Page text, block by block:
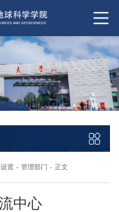
置 - 管理部门 - 正文
中心